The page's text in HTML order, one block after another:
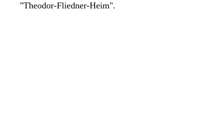
"Theodor-Fliedner-Heim".